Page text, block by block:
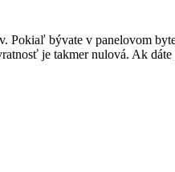
Pokiaľ bývate v panelovom
je takmer nulová. Ak